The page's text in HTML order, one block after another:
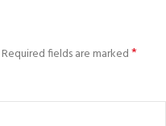
Required fields are marked*